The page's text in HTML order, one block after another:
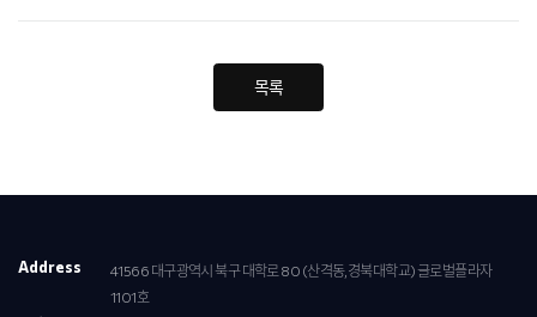
목록
Address
41566 대구광역시 북구 대학로 80 (산격동,경북대학교) 글로벌플라자
1101호